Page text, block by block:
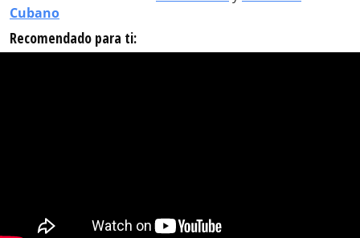
Cubano
Recomendado para ti: